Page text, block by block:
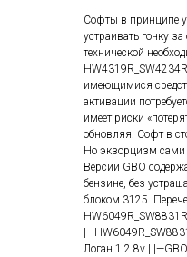
Софты в принципе
устраивать гонку
технической
имеющимися
активации
имеет риски
обновляя. Софт в
Но экзорцизм сами
Версии GBO
бензине, без
блоком 3125.
Логан 1.2 8v |